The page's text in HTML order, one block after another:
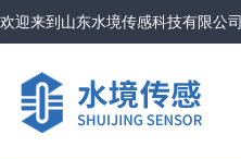
欢迎来到 山东水境传感科技有限公司